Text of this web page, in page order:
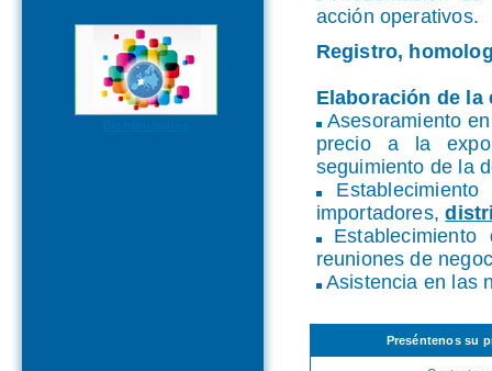
acción operativos.
Registro,
Elaboración de
Asesoramiento
precio a la
seguimiento de la
importadores,
Establecimiento
reuniones de
Asistencia en las
Preséntenos su